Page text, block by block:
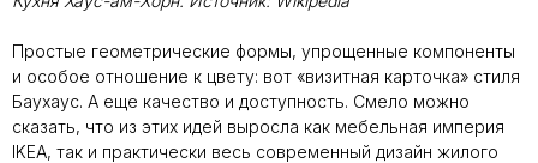
Простые геометрические формы, упрощенные компоненты
и особое отношение к цвету: вот «визитная карточка» стиля
Баухаус. А еще качество и доступность. Смело можно
сказать, что из этих идей выросла как мебельная империя
IKEA, так и практически весь современный дизайн жилого